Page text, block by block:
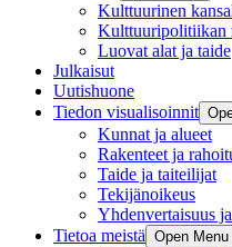
Kulttuurinen
Kulttuuripolitiikan
Luovat alat ja taide
Julkaisut
Uutishuone
Tiedon visualisoinnit
Kunnat ja alueet
Rakenteet ja
Taide ja taiteilijat
Tekijänoikeus
Yhdenvertaisuus
Tietoa meistä Open Menu